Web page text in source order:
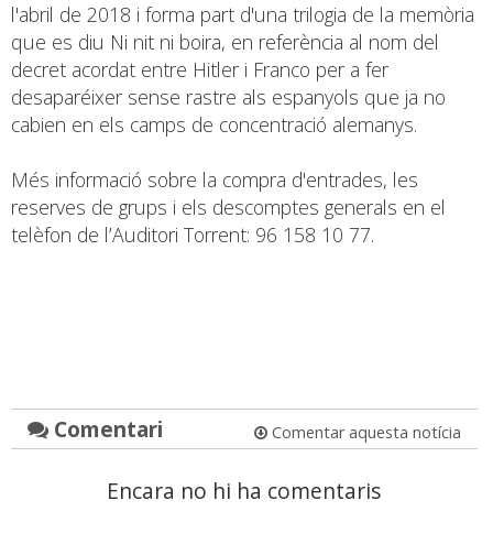
l'abril de 2018 i forma part d'una trilogia de la memòria
que es diu Ni nit ni boira, en referència al nom del
decret acordat entre Hitler i Franco per a fer
desaparéixer sense rastre als espanyols que ja no
cabien en els camps de concentració alemanys.
Més informació sobre la compra d'entrades, les
reserves de grups i els descomptes generals en el
telèfon de l’Auditori Torrent: 96 158 10 77.
Comentari Comentar aquesta notícia
Encara no hi ha comentaris